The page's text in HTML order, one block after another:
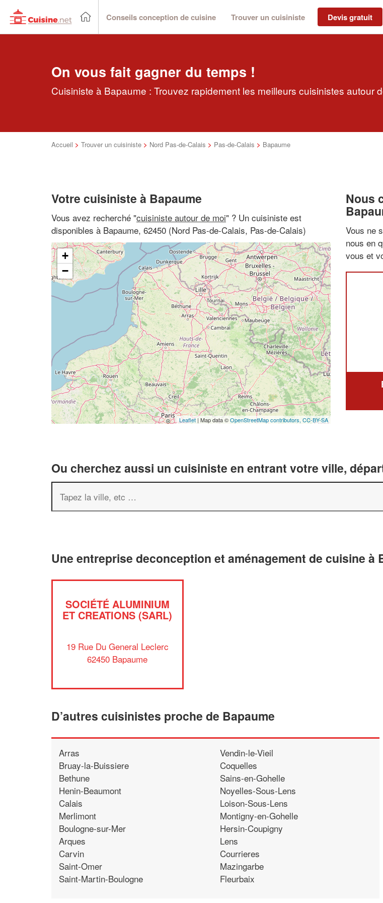
Conseils conception de cuisine Trouver un cuisiniste Devis gratuit
On vous fait gagner du temps !
Cuisiniste à Bapaume : Trouvez rapidement les meilleurs cuisinistes autour
Accueil > Trouver un cuisiniste > Nord Pas-de-Calais > Pas-de-Calais > Bapaume
Votre cuisiniste à Bapaume
Vous avez recherché "cuisiniste autour de moi" ? Un cuisiniste est
disponibles à Bapaume, 62450 (Nord Pas-de-Calais, Pas-de-Calais)
+
−
Leaflet| Map data ©OpenStreetMap contributors, CC-BY-SA
Nous
Vous ne
nous en
vous et
Ou cherchez aussi un cuisiniste en entrant votre ville,
Une entreprise deconception et aménagement de cuisine à
SOCIÉTÉ ALUMINIUM
ET CREATIONS (SARL)
19 Rue Du General Leclerc
62450 Bapaume
D’autres cuisinistes proche de Bapaume
Arras
Bruay-la-Buissiere
Bethune
Henin-Beaumont
Calais
Merlimont
Boulogne-sur-Mer
Arques
Carvin
Saint-Omer
Saint-Martin-Boulogne
Vendin-le-Vieil
Coquelles
Sains-en-Gohelle
Noyelles-Sous-Lens
Loison-Sous-Lens
Montigny-en-Gohelle
Hersin-Coupigny
Lens
Courrieres
Mazingarbe
Fleurbaix